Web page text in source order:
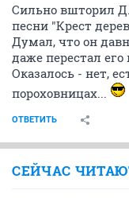
Сильно вшторил
песни "Крест
Думал, что он
даже перестал
Оказалось - нет,
пороховницах...
ОТВЕТИТЬ
СЕЙЧАС